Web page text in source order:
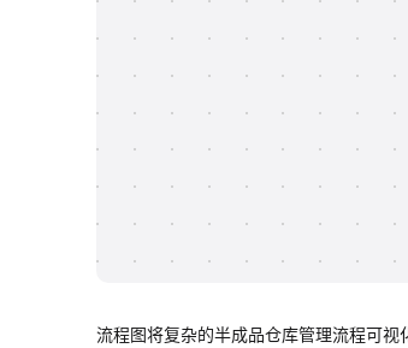
流程图将复杂的半成品仓库管理流程可